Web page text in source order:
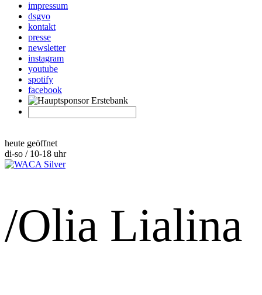
impressum
dsgvo
kontakt
presse
newsletter
instagram
youtube
spotify
facebook
heute geöffnet
di-so / 10-18 uhr
/Olia Lialina